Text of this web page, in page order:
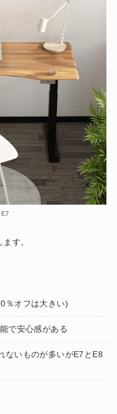
す。
％オフは大きい)
で安心感がある
ないものが多いがE7とE8